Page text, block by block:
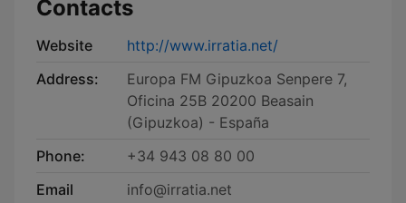
Contacts
Website
http://www.irratia.net/
Address:
Europa FM Gipuzkoa Senpere 7,
Oficina 25B 20200 Beasain
(Gipuzkoa) - España
Phone:
+34 943 08 80 00
Email
info@irratia.net